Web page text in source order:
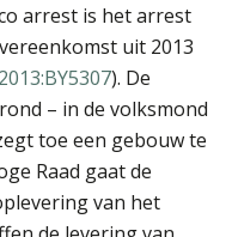
arrest is het arrest
uit 2013
). De
– in de volksmond
toe een gebouw te
Raad gaat de
van het
MSc